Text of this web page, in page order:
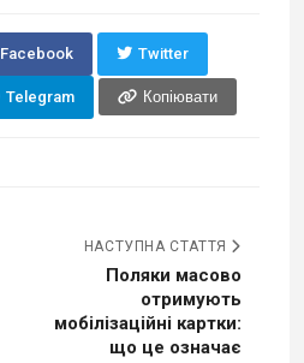
Facebook Twitter
Telegram Копіювати
НАСТУПНА СТАТТЯ
Поляки масово
отримують
мобілізаційні картки:
що це означає